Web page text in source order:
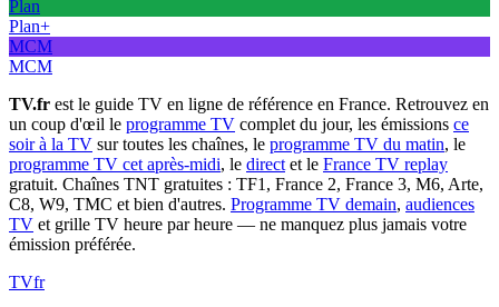
Plan
Plan+
MCM
MCM
TV.fr est le guide TV en ligne de référence en France. Retrouvez en
un coup d'œil le programme TV complet du jour, les émissions ce
soir à la TV sur toutes les chaînes, le programme TV du matin, le
programme TV cet après-midi, le direct et le France TV replay
gratuit. Chaînes TNT gratuites : TF1, France 2, France 3, M6, Arte,
C8, W9, TMC et bien d'autres. Programme TV demain, audiences
TV et grille TV heure par heure — ne manquez plus jamais votre
émission préférée.
TVfr